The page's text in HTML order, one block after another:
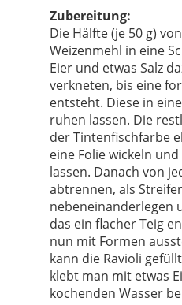
Zubereitung:
Die Hälfte (je 50 g)
Weizenmehl in eine
Eier und etwas Salz
verkneten, bis eine
entsteht. Diese in
ruhen lassen. Die
der Tintenfischfarbe
eine Folie wickeln
lassen. Danach von
abtrennen, als
nebeneinanderlegen
das ein flacher Teig
nun mit Formen
kann die Ravioli
klebt man mit etwas
kochenden Wasser